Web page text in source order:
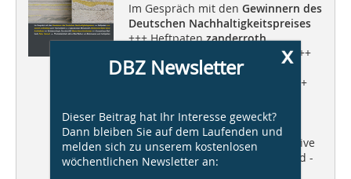
Im Gespräch mit den Gewinnern des
Deutschen Nachhaltigkeitspreises
+++ Heftpatenzanderroth
zum Thema Beton +++
Casa ai pozzi, Minusio/CH,
Silvia
+++
Marte.Marte Architekten+++
Konzerthaus Blaibach,Peter
Haimerl+++ Photokatalytisch aktive
Oberflächen von Betonwaren und -
x
DBZ Newsletter
Dieser Beitrag hat Ihr Interesse geweckt?
Dann bleiben Sie auf dem Laufenden und
melden sich zu unserem kostenlosen
wöchentlichen Newsletter an: